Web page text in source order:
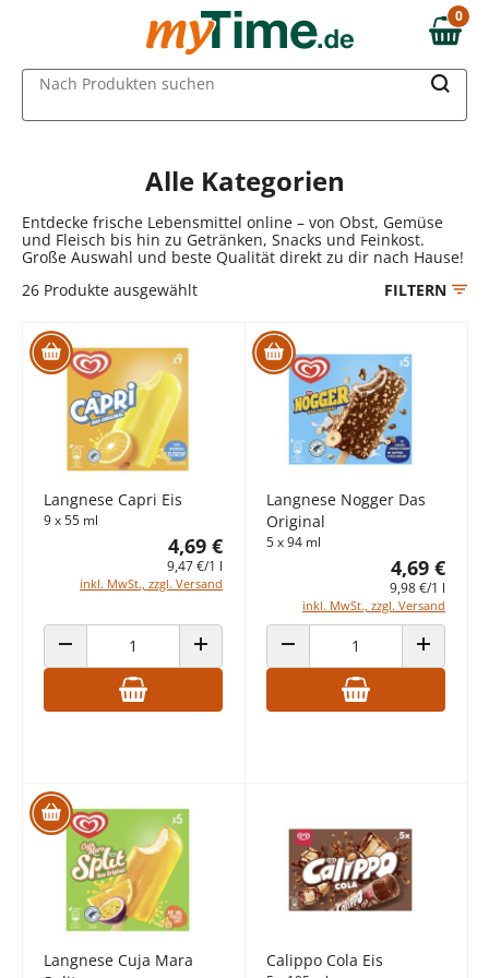
Zum Hauptinhalt springen
Zur Navigation springen
Zur Suche springen
0,00 €
0
Nach Produkten suchen
Alle Kategorien
Entdecke frische Lebensmittel online – von Obst, Gemüse
und Fleisch bis hin zu Getränken, Snacks und Feinkost.
Große Auswahl und beste Qualität direkt zu dir nach Hause!
26 Produkte ausgewählt FILTERN
Langnese Capri Eis
9 x 55 ml
4,69 €
9,47 €/1 l
inkl. MwSt., zzgl. Versand
ANZAHL VERRINGERN ANZAHL ERHÖHEN
Langnese Nogger Das
Original
5 x 94 ml
4,69 €
9,98 €/1 l
inkl. MwSt., zzgl. Versand
ANZAHL VERRINGERN ANZAHL
Langnese Cuja Mara
Calippo Cola Eis